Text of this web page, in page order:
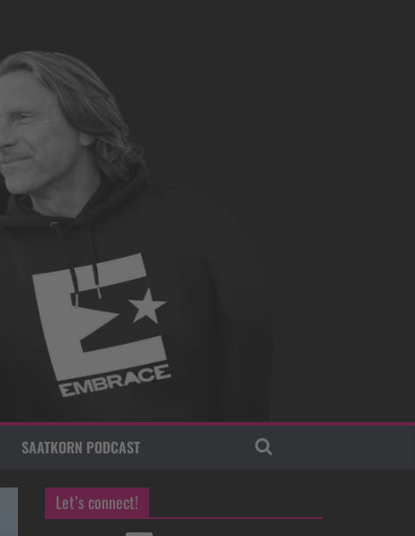
SAATKORN PODCAST
Let’s connect!